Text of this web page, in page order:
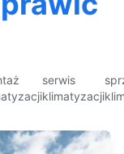
serwis
klimatyzacji